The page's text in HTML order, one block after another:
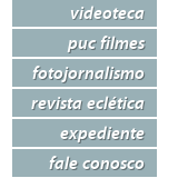
videoteca
puc filmes
fotojornalismo
revista eclética
expediente
fale conosco